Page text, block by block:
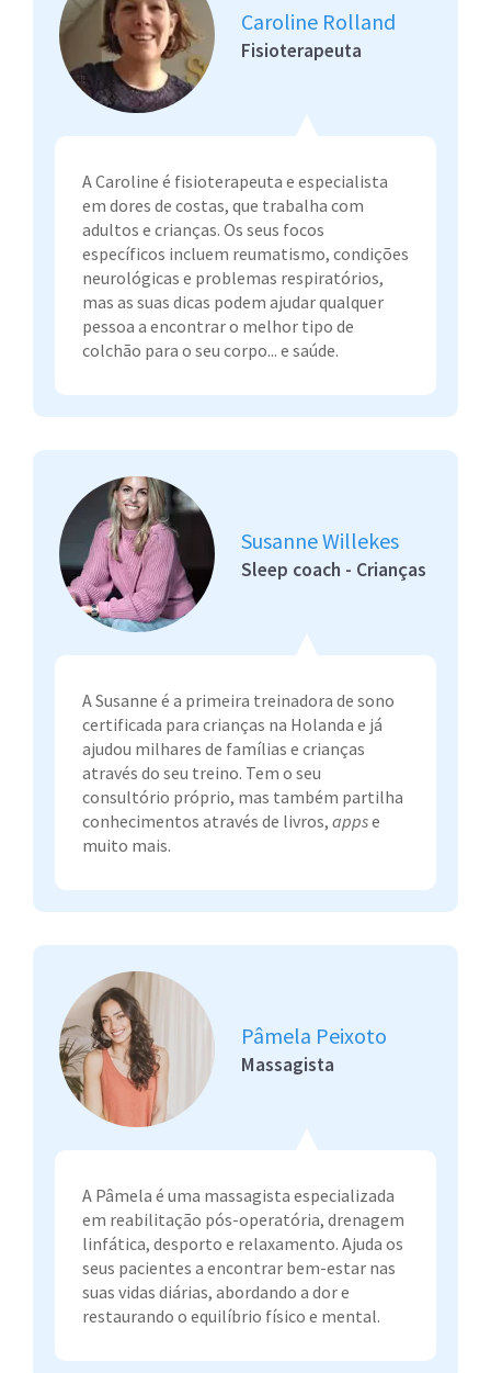
A Caroline é fisioterapeuta e especialista
em dores de costas, que trabalha com
adultos e crianças. Os seus focos
específicos incluem reumatismo, condições
neurológicas e problemas respiratórios,
mas as suas dicas podem ajudar qualquer
pessoa a encontrar o melhor tipo de
colchão para o seu corpo... e saúde.
Caroline Rolland
Fisioterapeuta
A Susanne é a primeira treinadora de sono
certificada para crianças na Holanda e já
ajudou milhares de famílias e crianças
através do seu treino. Tem o seu
consultório próprio, mas também partilha
conhecimentos através de livros, appse
muito mais.
Susanne Willekes
Sleep coach - Crianças
A Pâmela é uma massagista especializada
em reabilitação pós-operatória, drenagem
linfática, desporto e relaxamento. Ajuda os
seus pacientes a encontrar bem-estar nas
suas vidas diárias, abordando a dor e
restaurando o equilíbrio físico e mental.
Pâmela Peixoto
Massagista